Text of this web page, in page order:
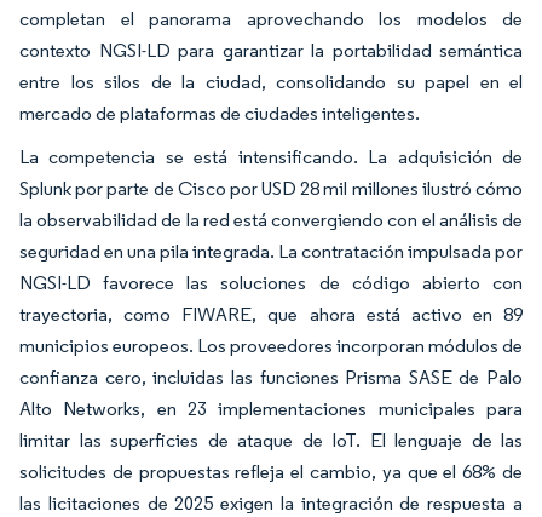
completan el panorama aprovechando los modelos de
contexto NGSI-LD para garantizar la portabilidad semántica
entre los silos de la ciudad, consolidando su papel en el
mercado de plataformas de ciudades inteligentes.
La competencia se está intensificando. La adquisición de
Splunk por parte de Cisco por USD 28 mil millones ilustró cómo
la observabilidad de la red está convergiendo con el análisis de
seguridad en una pila integrada. La contratación impulsada por
NGSI-LD favorece las soluciones de código abierto con
trayectoria, como FIWARE, que ahora está activo en 89
municipios europeos. Los proveedores incorporan módulos de
confianza cero, incluidas las funciones Prisma SASE de Palo
Alto Networks, en 23 implementaciones municipales para
limitar las superficies de ataque de IoT. El lenguaje de las
solicitudes de propuestas refleja el cambio, ya que el 68% de
las licitaciones de 2025 exigen la integración de respuesta a